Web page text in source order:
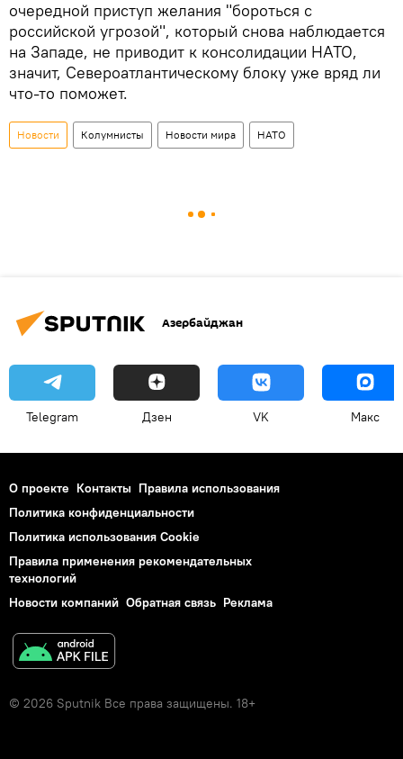
очередной приступ желания "бороться с
российской угрозой", который снова наблюдается
на Западе, не приводит к консолидации НАТО,
значит, Североатлантическому блоку уже вряд ли
что-то поможет.
Новости Колумнисты Новости мира НАТО
Азербайджан
Telegram Дзен VK Макс
О проекте Контакты Правила использования
Политика конфиденциальности
Политика использования Cookie
Правила применения рекомендательных
технологий
Новости компаний Обратная связь Реклама
© 2026 Sputnik Все права защищены. 18+